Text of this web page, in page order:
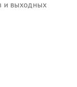
и выходных